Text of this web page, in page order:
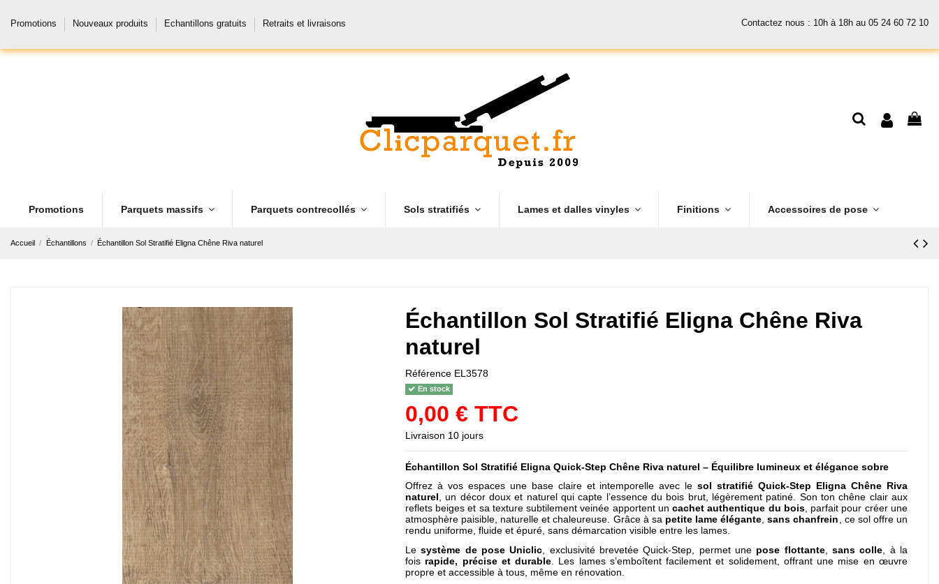
Promotions Nouveaux produits Echantillons gratuits Retraits et livraisons Contactez nous : 10h à 18h au 05 24 60 72 10
Promotions Parquets massifs Parquets contrecollés Sols stratifiés Lames et dalles vinyles Finitions Accessoires de pose
Accueil Échantillons Échantillon Sol Stratifié Eligna Chêne Riva naturel
Échantillon Sol Stratifié Eligna Chêne Riva
naturel
Référence EL3578
En stock
0,00 € TTC
Livraison 10 jours
Échantillon Sol Stratifié Eligna Quick-Step Chêne Riva naturel – Équilibre lumineux et élégance sobre
Offrez à vos espaces une base claire et intemporelle avec lesol stratifié Quick-Step Eligna Chêne Riva
naturel, un décor doux et naturel qui capte l’essence du bois brut, légèrement patiné. Son ton chêne clair aux
reflets beiges et sa texture subtilement veinée apportent uncachet authentique du bois, parfait pour créer une
atmosphère paisible, naturelle et chaleureuse. Grâce à sa petite lame élégante,sans chanfrein, ce sol offre un
rendu uniforme, fluide et épuré, sans démarcation visible entre les lames.
Lesystème de pose Uniclic , exclusivité brevetée Quick-Step, permet une pose flottante,sans colle , à la
fois rapide, précise et durable . Les lames s’emboîtent facilement et solidement, offrant une mise en œuvre
propre et accessible à tous, même en rénovation.